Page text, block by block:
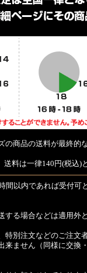
商品の送料が最終的
料は一律140円(税込)
以内であれば受付可
る場合などは適用外と
別注文などのご注文
来ません（同様に交換